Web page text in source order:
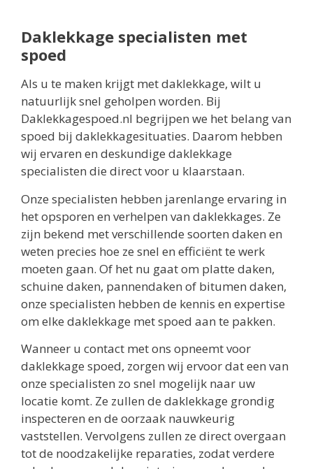
Daklekkage specialisten met
spoed
Als u te maken krijgt met daklekkage, wilt u
natuurlijk snel geholpen worden. Bij
Daklekkagespoed.nl begrijpen we het belang van
spoed bij daklekkagesituaties. Daarom hebben
wij ervaren en deskundige daklekkage
specialisten die direct voor u klaarstaan.
Onze specialisten hebben jarenlange ervaring in
het opsporen en verhelpen van daklekkages. Ze
zijn bekend met verschillende soorten daken en
weten precies hoe ze snel en efficiënt te werk
moeten gaan. Of het nu gaat om platte daken,
schuine daken, pannendaken of bitumen daken,
onze specialisten hebben de kennis en expertise
om elke daklekkage met spoed aan te pakken.
Wanneer u contact met ons opneemt voor
daklekkage spoed, zorgen wij ervoor dat een van
onze specialisten zo snel mogelijk naar uw
locatie komt. Ze zullen de daklekkage grondig
inspecteren en de oorzaak nauwkeurig
vaststellen. Vervolgens zullen ze direct overgaan
tot de noodzakelijke reparaties, zodat verdere